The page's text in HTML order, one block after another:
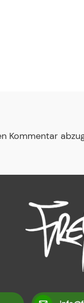
Kommentar